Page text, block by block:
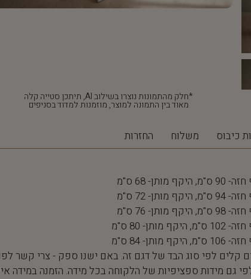
*חלק מהתמונות נוצרו בשילוב AI, תיתכן סטייה קלה
מאוד בין התמונה למוצר, מוזמנות למדוד בסניפים
כיבוס משלוח החזרות
קלים לפי סוג הבד של דגם זה. באם ישנו ספק - צרי קשר
גם מידות ספציפיות של הלקוחה בכל מידה. הזמנה במידה